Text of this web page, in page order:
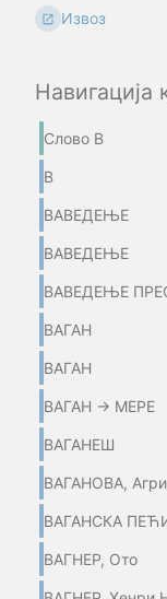
Извоз
Навигација
Слово В
В
ВАВЕДЕЊЕ
ВАВЕДЕЊЕ
ВАВЕДЕЊЕ
ВАГАН
ВАГАН
ВАГАН → МЕРЕ
ВАГАНЕШ
ВАГАНОВА,
ВАГАНСКА
ВАГНЕР, Ото